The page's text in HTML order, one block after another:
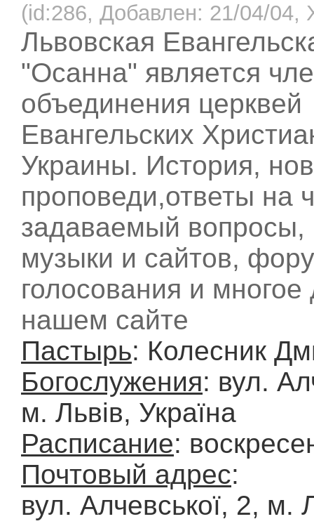
(id:286, Добавлен: 21/04/04,
Львовская
"Осанна" является
объединения церквей
Евангельских
Украины. История,
проповеди,ответы на
задаваемый вопросы,
музыки и сайтов,
голосования и многое
нашем сайте
Пастырь: Колесник
Богослужения: вул.
м. Львів, Україна
Расписание:
Почтовый адрес:
вул. Алчевської, 2, м.